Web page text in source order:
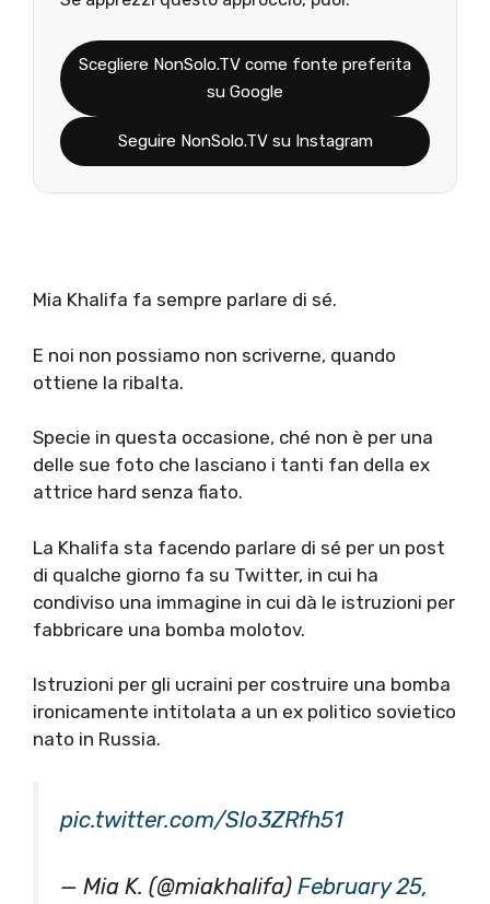
Scegliere NonSolo.TV come fonte preferita
su Google
Seguire NonSolo.TV su Instagram
Mia Khalifa fa sempre parlare di sé.
E noi non possiamo non scriverne, quando
ottiene la ribalta.
Specie in questa occasione, ché non è per una
delle sue foto che lasciano i tanti fan della ex
attrice hard senza fiato.
La Khalifa sta facendo parlare di sé per un post
di qualche giorno fa su Twitter, in cui ha
condiviso una immagine in cui dà le istruzioni per
fabbricare una bomba molotov.
Istruzioni per gli ucraini per costruire una bomba
ironicamente intitolata a un ex politico sovietico
nato in Russia.
pic.twitter.com/Slo3ZRfh51
— Mia K. (@miakhalifa) February 25,